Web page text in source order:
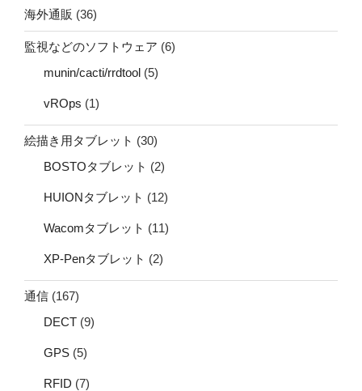
海外通販 (36)
監視などのソフトウェア (6)
munin/cacti/rrdtool (5)
vROps (1)
絵描き用タブレット (30)
BOSTOタブレット (2)
HUIONタブレット (12)
Wacomタブレット (11)
XP-Penタブレット (2)
通信 (167)
DECT (9)
GPS (5)
RFID (7)